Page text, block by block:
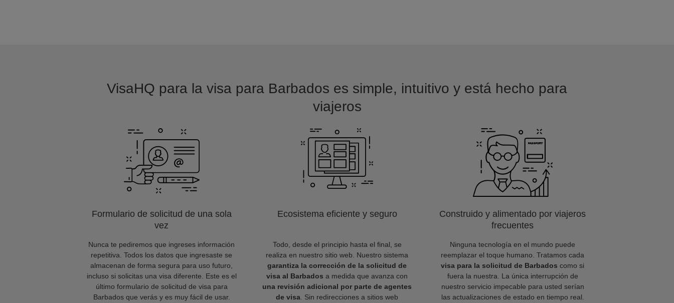
VisaHQ para la visa para Barbados es simple, intuitivo y está hecho para
viajeros
Formulario de solicitud de una sola
vez
Nunca te pediremos que ingreses información
repetitiva. Todos los datos que ingresaste se
almacenan de forma segura para uso futuro,
incluso si solicitas una visa diferente. Este es el
último formulario de solicitud de visa para
Barbados que verás y es muy fácil de usar.
Ecosistema eficiente y seguro
Todo, desde el principio hasta el final, se
realiza en nuestro sitio web. Nuestro sistema
garantiza la corrección de la solicitud de
visa al Barbados a medida que avanza con
una revisión adicional por parte de agentes
de visa . Sin redirecciones a sitios web
Construido y alimentado por viajeros
frecuentes
Ninguna tecnología en el mundo puede
reemplazar el toque humano. Tratamos cada
visa para la solicitud de Barbados como si
fuera la nuestra. La única interrupción de
nuestro servicio impecable para usted serían
las actualizaciones de estado en tiempo real.